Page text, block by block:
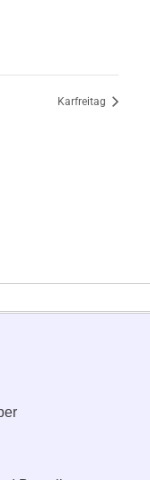
Karfreitag